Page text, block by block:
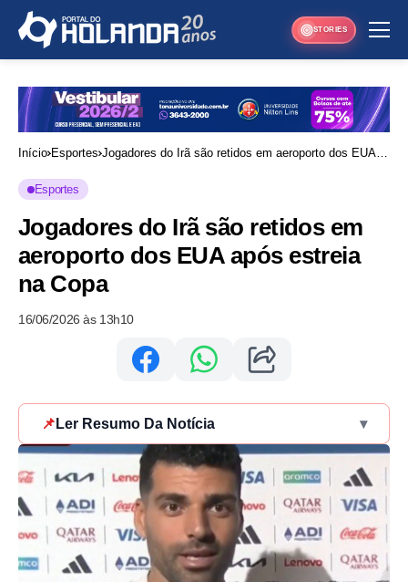
STORIES
Início Esportes Jogadores do Irã são retidos em aeroporto dos EUA
Esportes
Jogadores do Irã são retidos em
aeroporto dos EUA após estreia
na Copa
16/06/2026 às 13h10
📌 Ler Resumo Da Notícia ▾